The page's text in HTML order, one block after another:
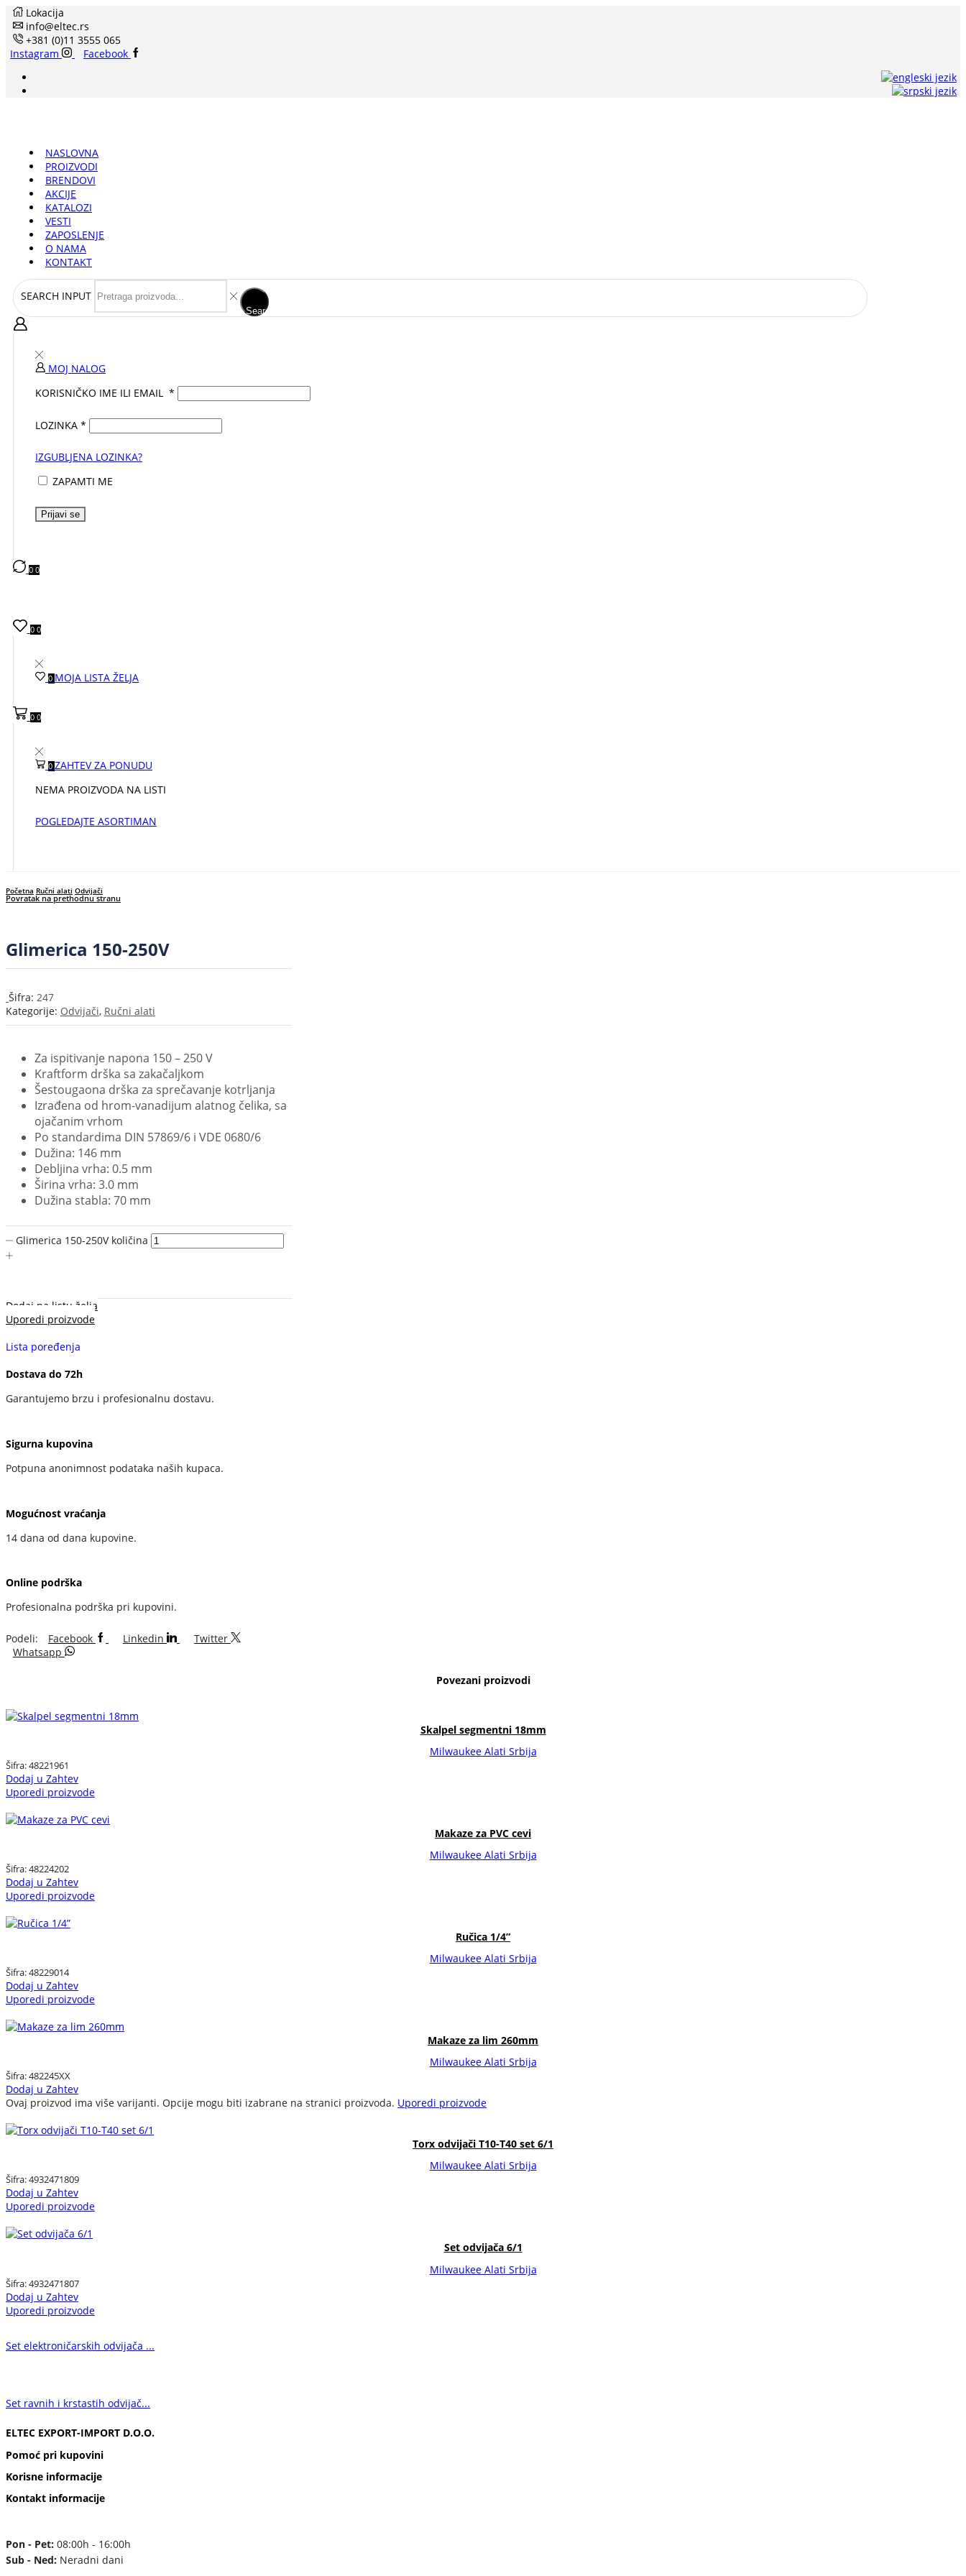
Lokacija
info@eltec.rs
+381 (0)11 3555 065
Instagram
Facebook
NASLOVNA
PROIZVODI
BRENDOVI
AKCIJE
KATALOZI
VESTI
ZAPOSLENJE
O NAMA
KONTAKT
SEARCH INPUT
Search
MOJ NALOG
KORISNIČKO IME ILI EMAIL *
LOZINKA *
IZGUBLJENA LOZINKA?
ZAPAMTI ME
Prijavi se
00
0 0
0 MOJA LISTA ŽELJA
0 0
0 ZAHTEV ZA PONUDU
NEMA PROIZVODA NA LISTI
POGLEDAJTE ASORTIMAN
Početna Ručni alati Odvijači
Povratak na prethodnu stranu
Glimerica 150-250V
Šifra: 247
Kategorije: Odvijači, Ručni alati
Za ispitivanje napona 150 – 250 V
Kraftform drška sa zakačaljkom
Šestougaona drška za sprečavanje kotrljanja
Izrađena od hrom-vanadijum alatnog čelika, sa
ojačanim vrhom
Po standardima DIN 57869/6 i VDE 0680/6
Dužina: 146 mm
Debljina vrha: 0.5 mm
Širina vrha: 3.0 mm
Dužina stabla: 70 mm
Glimerica 150-250V količina
Dodaj na listu želja
Uporedi proizvode
Lista poređenja
Dostava do 72h
Garantujemo brzu i profesionalnu dostavu.
Sigurna kupovina
Potpuna anonimnost podataka naših kupaca.
Mogućnost vraćanja
14 dana od dana kupovine.
Online podrška
Profesionalna podrška pri kupovini.
Podeli: Facebook Linkedin
Twitter
Whatsapp
Povezani proizvodi
Skalpel segmentni 18mm
Milwaukee Alati Srbija
Šifra:48221961
Dodaj u Zahtev
Uporedi proizvode
Makaze za PVC cevi
Milwaukee Alati Srbija
Šifra:48224202
Dodaj u Zahtev
Uporedi proizvode
Ručica 1/4”
Milwaukee Alati Srbija
Šifra:48229014
Dodaj u Zahtev
Uporedi proizvode
Makaze za lim 260mm
Milwaukee Alati Srbija
Šifra:482245XX
Dodaj u Zahtev
Ovaj proizvod ima više varijanti. Opcije mogu biti izabrane na stranici proizvoda. Uporedi proizvode
Torx odvijači T10-T40 set 6/1
Milwaukee Alati Srbija
Šifra:4932471809
Dodaj u Zahtev
Uporedi proizvode
Set odvijača 6/1
Milwaukee Alati Srbija
Šifra:4932471807
Dodaj u Zahtev
Uporedi proizvode
Set elektroničarskih odvijača ...
Set ravnih i krstastih odvijač...
ELTEC EXPORT-IMPORT D.O.O.
Pomoć pri kupovini
Korisne informacije
Kontakt informacije
Pon - Pet: 08:00h - 16:00h
Sub - Ned: Neradni dani